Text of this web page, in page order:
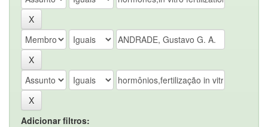
Adicionar filtros: